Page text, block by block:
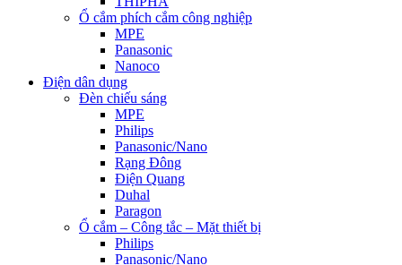
Ổ cắm phích cắm công nghiệp
MPE
Panasonic
Nanoco
Điện dân dụng
Đèn chiếu sáng
MPE
Philips
Panasonic/Nano
Rạng Đông
Điện Quang
Duhal
Paragon
Ổ cắm – Công tắc – Mặt thiết bị
Philips
Panasonic/Nano